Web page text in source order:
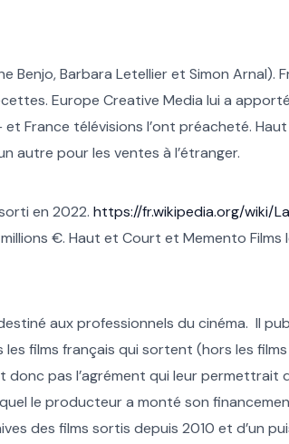
Barbara Letellier et Simon Arnal).
Europe Creative Media lui a
France télévisions l’ont préacheté.
autre pour les ventes à l’étranger.
en 2022. https://fr.wikipedia.org/wiki/
€. Haut et Court et Memento Films
aux professionnels du cinéma. Il
films français qui sortent (hors les films
pas l’agrément qui leur permettrait
le producteur a monté son
des films sortis depuis 2010 et d’un